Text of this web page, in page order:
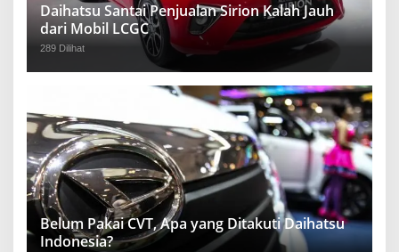
Daihatsu Santai Penjualan Sirion Kalah Jauh
dari Mobil LCGC
289 Dilihat
Belum Pakai CVT, Apa yang Ditakuti Daihatsu
Indonesia?